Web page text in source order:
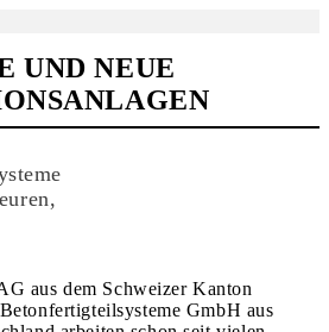
UND NEUE
aus dem Schweizer Kanton
GmbH aus